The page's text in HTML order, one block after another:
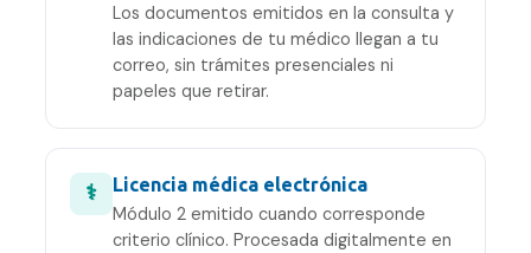
Los documentos emitidos en la consulta y
las indicaciones de tu médico llegan a tu
correo, sin trámites presenciales ni
papeles que retirar.
⚕
Licencia médica electrónica
Módulo 2 emitido cuando corresponde
criterio clínico. Procesada digitalmente en